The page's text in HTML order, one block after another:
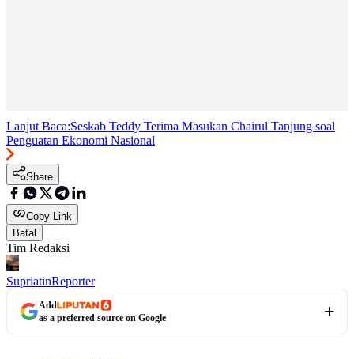
Lanjut Baca:Seskab Teddy Terima Masukan Chairul Tanjung soal
Penguatan Ekonomi Nasional
Share
Copy Link
Batal
Tim Redaksi
SupriatinReporter
Add
as a preferred source on Google